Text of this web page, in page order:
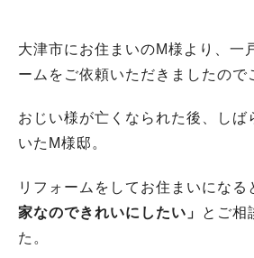
大津市にお住まいのM様より、一
ームをご依頼いただきましたので
おじい様が亡くなられた後、しば
いたM様邸。
リフォームをしてお住まいになる
家なのできれいにしたい」
とご相
た。